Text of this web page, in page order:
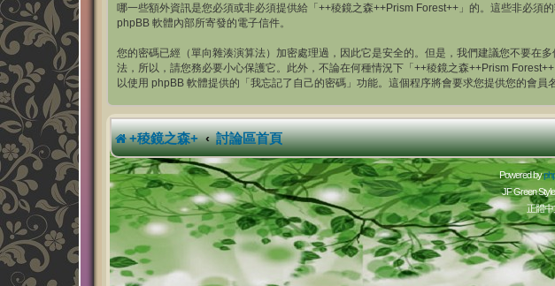
哪一些額外資訊是您必須或非必須提供給「++稜鏡之森++Prism Forest++」的。這些非必須
phpBB 軟體內部所寄發的電子信件。
您的密碼已經（單向雜湊演算法）加密處理過，因此它是安全的。但是，我們建議您不要在
法，所以，請您務必要小心保護它。此外，不論在何種情況下「++稜鏡之森++Prism
以使用 phpBB 軟體提供的「我忘記了自己的密碼」功能。這個程序將會要求您提供您的會
+稜鏡之森+ 討論區首頁
Powered by
JF Green
正體